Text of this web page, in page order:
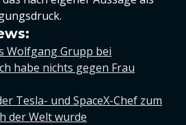
Wolfgang Grupp bei
habe nichts gegen Frau
Tesla- und SpaceX-Chef zum
der Welt wurde